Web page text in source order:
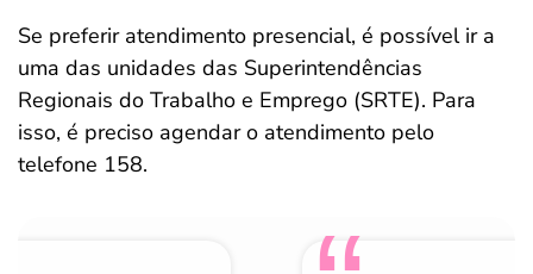
Se preferir atendimento presencial, é possível ir a
uma das unidades das Superintendências
Regionais do Trabalho e Emprego (SRTE). Para
isso, é preciso agendar o atendimento pelo
telefone 158.